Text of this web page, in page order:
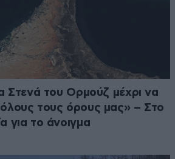
Στενά του Ορμούζ μέχρι να
τους όρους μας» – Στο
για το άνοιγμα